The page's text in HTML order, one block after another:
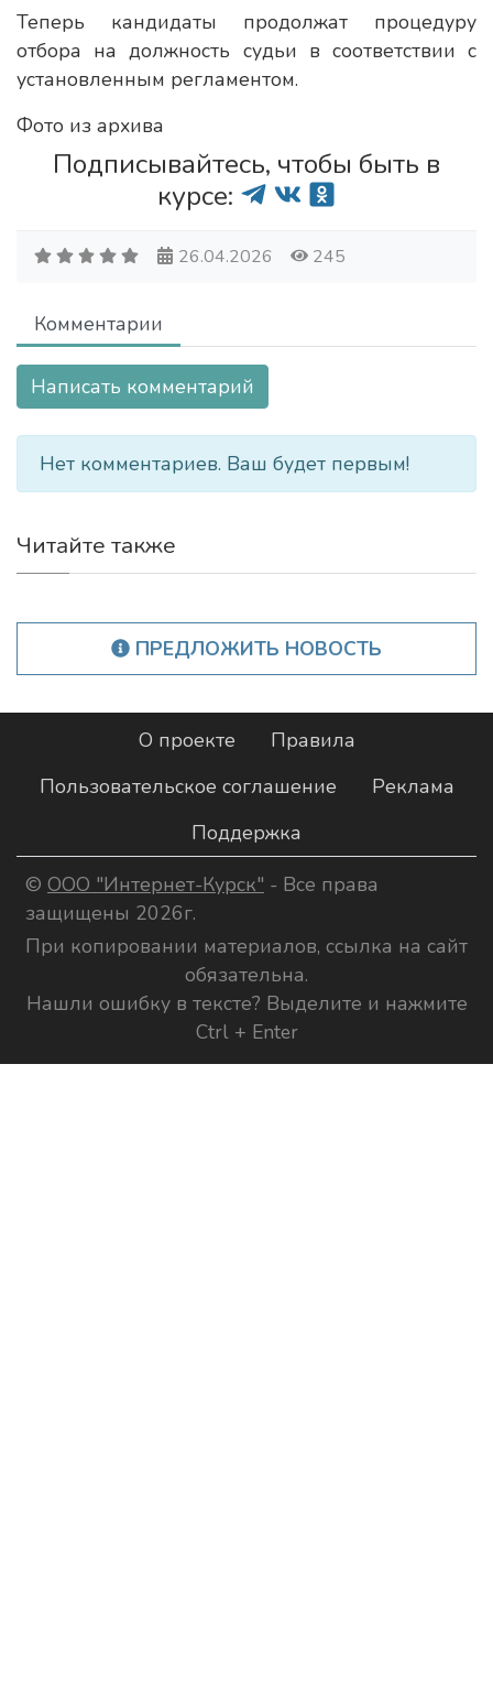
Теперь кандидаты продолжат процедуру
отбора на должность судьи в соответствии с
установленным регламентом.
Фото из архива
Подписывайтесь, чтобы быть в
курсе:
26.04.2026 245
Комментарии
Написать комментарий
Нет комментариев. Ваш будет первым!
Читайте также
ПРЕДЛОЖИТЬ НОВОСТЬ
О проекте
Правила
Пользовательское соглашение
Реклама
Поддержка
© ООО "Интернет-Курск" - Все права
защищены 2026г.
При копировании материалов, ссылка на сайт
обязательна.
Нашли ошибку в тексте? Выделите и нажмите
Ctrl + Enter